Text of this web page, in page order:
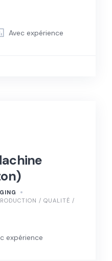
Avec expérience
/ QUALITÉ /
expérience